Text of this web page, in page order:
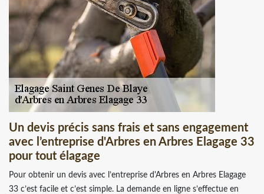
Un devis précis sans frais et sans engagement
avec l’entreprise d'Arbres en Arbres Elagage 33
pour tout élagage
Pour obtenir un devis avec l’entreprise d'Arbres en Arbres Elagage
33 c’est facile et c’est simple. La demande en ligne s’effectue en